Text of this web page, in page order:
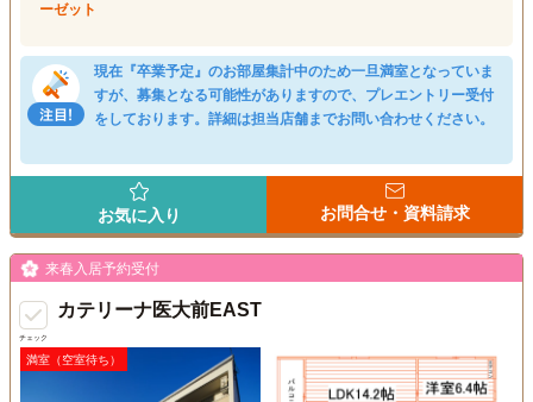
ーゼット
現在『卒業予定』のお部屋集計中のため一旦満室となっていま
すが、募集となる可能性がありますので、プレエントリー受付
をしております。詳細は担当店舗までお問い合わせください。
お気に入り お問合せ・資料請求
チェック
来春入居予約受付
カテリーナ医大前EAST
満室（空室待ち）